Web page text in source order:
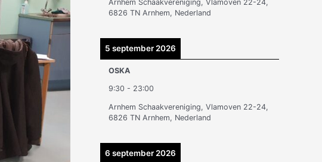
Arnhem Schaakvereniging, Vlamoven 22-24,
6826 TN Arnhem, Nederland
5 september 2026
OSKA
9:30 - 23:00
Arnhem Schaakvereniging, Vlamoven 22-24,
6826 TN Arnhem, Nederland
6 september 2026